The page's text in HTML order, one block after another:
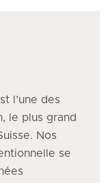
l’une des
le plus grand
Nos
se